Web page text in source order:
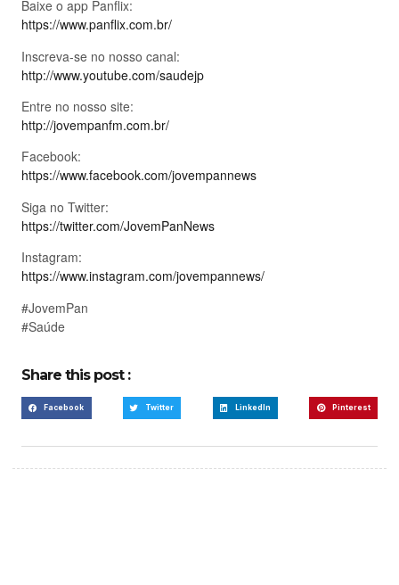
Baixe o app Panflix:
https://www.panflix.com.br/
Inscreva-se no nosso canal:
http://www.youtube.com/saudejp
Entre no nosso site:
http://jovempanfm.com.br/
Facebook:
https://www.facebook.com/jovempannews
Siga no Twitter:
https://twitter.com/JovemPanNews
Instagram:
https://www.instagram.com/jovempannews/
#JovemPan
#Saúde
Share this post :
Facebook Twitter LinkedIn Pinterest